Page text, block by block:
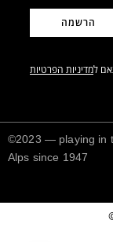
מדיניות הפרטיות
©2023 — playing in
Alps since 1947